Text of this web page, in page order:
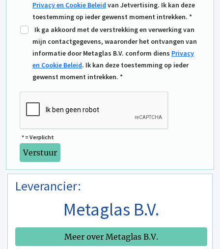
Privacy en Cookie Beleid van Jetvertising. Ik kan deze
toestemming op ieder gewenst moment intrekken. *
Ik ga akkoord met de verstrekking en verwerking van
mijn contactgegevens, waaronder het ontvangen van
informatie door Metaglas B.V. conform diens Privacy
en Cookie Beleid. Ik kan deze toestemming op ieder
gewenst moment intrekken. *
* = Verplicht
Leverancier:
Metaglas B.V.
Meer over Metaglas B.V.